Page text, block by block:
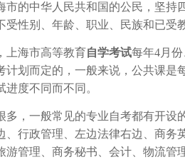
市的中华人民共和国的公民，坚
性别、年龄、职业、民族和已受
上海市高等教育自学考试每年4月
计划而定的，一般来说，公共课
度不同而不同。
多，一般常见的专业自考都有开
、行政管理、左边法律右边、商
游管理、商务秘书、会计、物流管